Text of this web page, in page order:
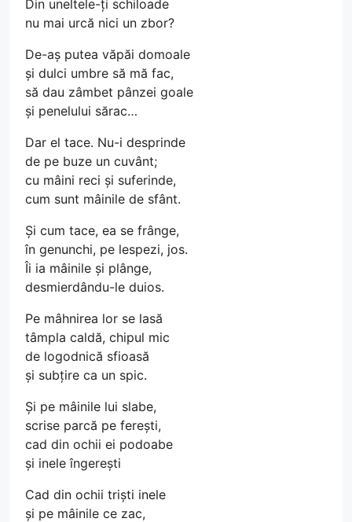
Din uneltele-ți schiloade
nu mai urcă nici un zbor?
De-aș putea văpăi domoale
și dulci umbre să mă fac,
să dau zâmbet pânzei goale
și penelului sărac…
Dar el tace. Nu-i desprinde
de pe buze un cuvânt;
cu mâini reci și suferinde,
cum sunt mâinile de sfânt.
Și cum tace, ea se frânge,
în genunchi, pe lespezi, jos.
Îi ia mâinile și plânge,
desmierdându-le duios.
Pe mâhnirea lor se lasă
tâmpla caldă, chipul mic
de logodnică sfioasă
și subțire ca un spic.
Și pe mâinile lui slabe,
scrise parcă pe ferești,
cad din ochii ei podoabe
și inele îngerești
Cad din ochii triști inele
și pe mâinile ce zac,